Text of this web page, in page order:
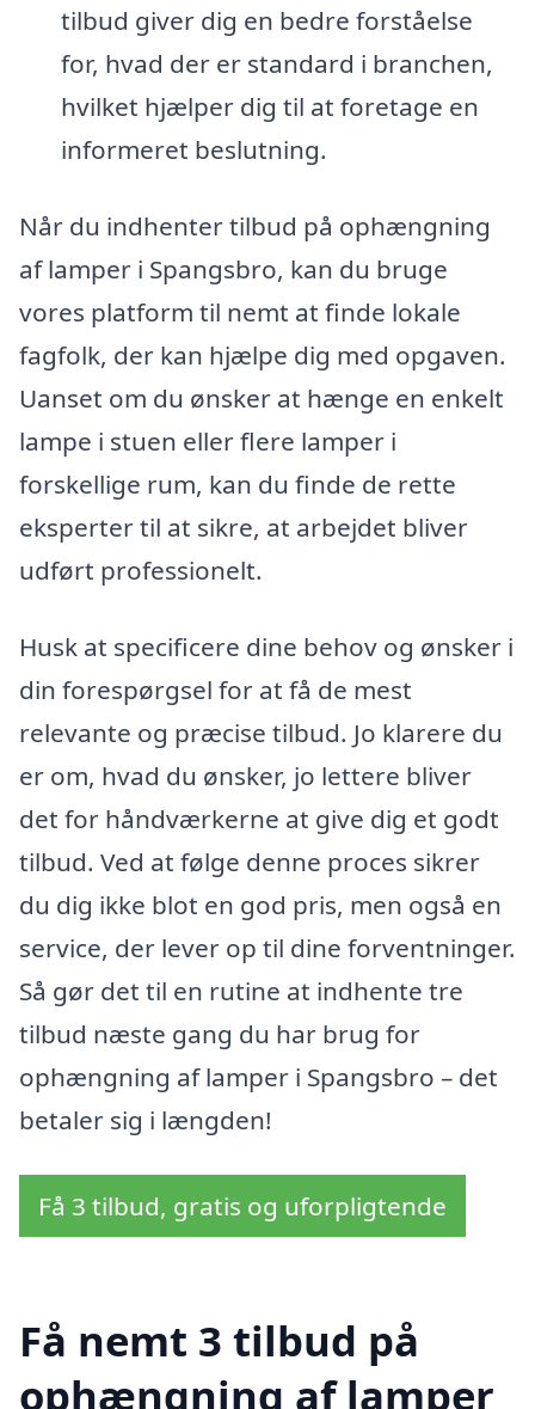
tilbud giver dig en bedre forståelse
for, hvad der er standard i branchen,
hvilket hjælper dig til at foretage en
informeret beslutning.
Når du indhenter tilbud på ophængning
af lamper i Spangsbro, kan du bruge
vores platform til nemt at finde lokale
fagfolk, der kan hjælpe dig med opgaven.
Uanset om du ønsker at hænge en enkelt
lampe i stuen eller flere lamper i
forskellige rum, kan du finde de rette
eksperter til at sikre, at arbejdet bliver
udført professionelt.
Husk at specificere dine behov og ønsker i
din forespørgsel for at få de mest
relevante og præcise tilbud. Jo klarere du
er om, hvad du ønsker, jo lettere bliver
det for håndværkerne at give dig et godt
tilbud. Ved at følge denne proces sikrer
du dig ikke blot en god pris, men også en
service, der lever op til dine forventninger.
Så gør det til en rutine at indhente tre
tilbud næste gang du har brug for
ophængning af lamper i Spangsbro – det
betaler sig i længden!
Få 3 tilbud, gratis og uforpligtende
Få nemt 3 tilbud på
ophængning af lamper